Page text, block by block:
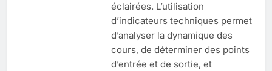
éclairées. L’utilisation
d’indicateurs techniques permet
d’analyser la dynamique des
cours, de déterminer des points
d’entrée et de sortie, et